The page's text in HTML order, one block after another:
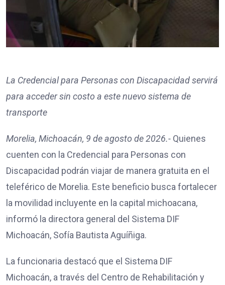
La Credencial para Personas con Discapacidad servirá
para acceder sin costo a este nuevo sistema de
transporte
Morelia, Michoacán, 9 de agosto de 2026.- Quienes
cuenten con la Credencial para Personas con
Discapacidad podrán viajar de manera gratuita en el
teleférico de Morelia. Este beneficio busca fortalecer
la movilidad incluyente en la capital michoacana,
informó la directora general del Sistema DIF
Michoacán, Sofía Bautista Aguíñiga.
La funcionaria destacó que el Sistema DIF
Michoacán, a través del Centro de Rehabilitación y